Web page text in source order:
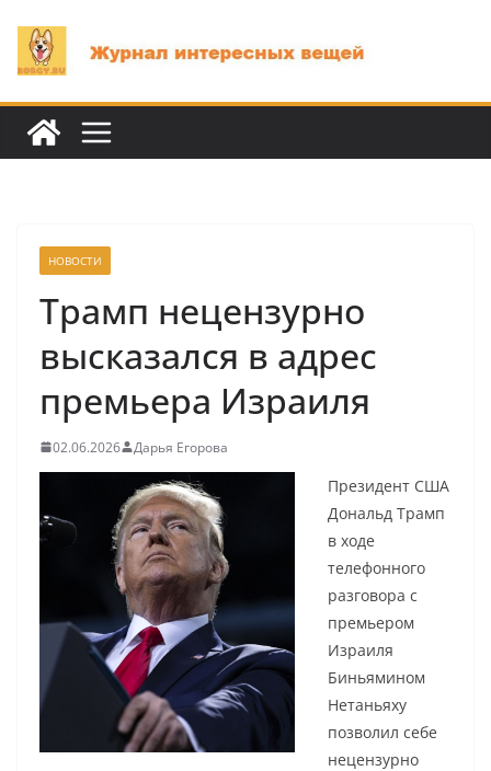
содержимому
НОВОСТИ
Трамп нецензурно
высказался в адрес
премьера Израиля
02.06.2026 Дарья Егорова
Президент США
Дональд Трамп
в ходе
телефонного
разговора с
премьером
Израиля
Биньямином
Нетаньяху
позволил себе
нецензурно